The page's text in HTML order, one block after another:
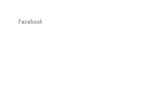
Facebook